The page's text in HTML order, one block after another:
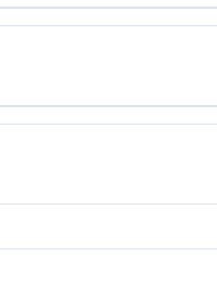
zorluğuna ve
590 25 76
göre değişir.